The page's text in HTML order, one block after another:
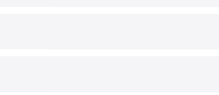
Gamer-Motiv für Kinder-Geburtstagspartys.